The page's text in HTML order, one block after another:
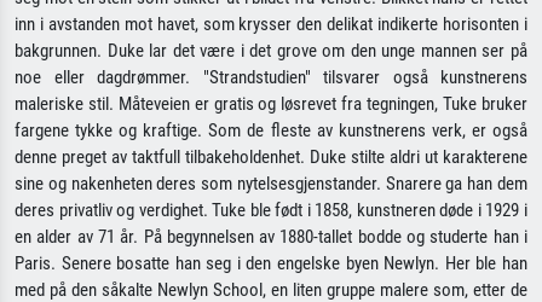
inn i avstanden mot havet, som krysser den delikat indikerte horisonten i
bakgrunnen. Duke lar det være i det grove om den unge mannen ser på
noe eller dagdrømmer. "Strandstudien" tilsvarer også kunstnerens
maleriske stil. Måteveien er gratis og løsrevet fra tegningen, Tuke bruker
fargene tykke og kraftige. Som de fleste av kunstnerens verk, er også
denne preget av taktfull tilbakeholdenhet. Duke stilte aldri ut karakterene
sine og nakenheten deres som nytelsesgjenstander. Snarere ga han dem
deres privatliv og verdighet. Tuke ble født i 1858, kunstneren døde i 1929 i
en alder av 71 år. På begynnelsen av 1880-tallet bodde og studerte han i
Paris. Senere bosatte han seg i den engelske byen Newlyn. Her ble han
med på den såkalte Newlyn School, en liten gruppe malere som, etter de